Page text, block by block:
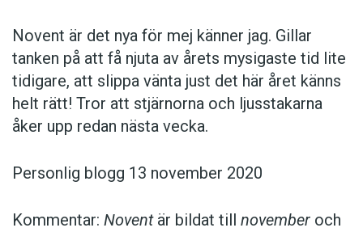
Novent är det nya för mej känner jag. Gillar
tanken på att få njuta av årets mysigaste tid lite
tidigare, att slippa vänta just det här året känns
helt rätt! Tror att stjärnorna och ljusstakarna
åker upp redan nästa vecka.
Personlig blogg 13 november 2020
Kommentar: Noventär bildat till november och